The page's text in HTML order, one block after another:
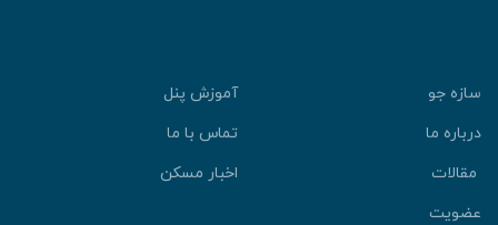
جو
آموزش پنل
ما
تماس با ما
اخبار مسکن